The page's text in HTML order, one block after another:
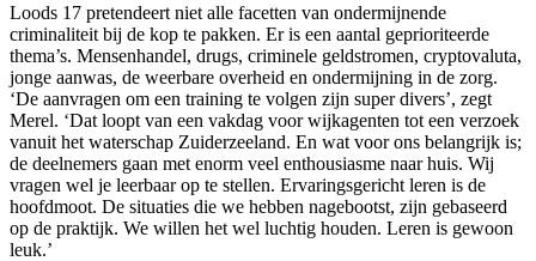
Loods 17 pretendeert niet alle facetten van ondermijnende
criminaliteit bij de kop te pakken. Er is een aantal geprioriteerde
thema’s. Mensenhandel, drugs, criminele geldstromen, cryptovaluta,
jonge aanwas, de weerbare overheid en ondermijning in de zorg.
‘De aanvragen om een training te volgen zijn super divers’, zegt
Merel. ‘Dat loopt van een vakdag voor wijkagenten tot een verzoek
vanuit het waterschap Zuiderzeeland. En wat voor ons belangrijk is;
de deelnemers gaan met enorm veel enthousiasme naar huis. Wij
vragen wel je leerbaar op te stellen. Ervaringsgericht leren is de
hoofdmoot. De situaties die we hebben nagebootst, zijn gebaseerd
op de praktijk. We willen het wel luchtig houden. Leren is gewoon
leuk.’